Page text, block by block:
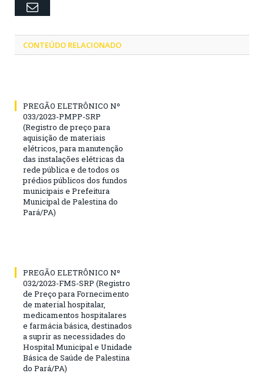
Email
CONTEÚDO RELACIONADO
PREGÃO ELETRÔNICO Nº
033/2023-PMPP-SRP
(Registro de preço para
aquisição de materiais
elétricos, para manutenção
das instalações elétricas da
rede pública e de todos os
prédios públicos dos fundos
municipais e Prefeitura
Municipal de Palestina do
Pará/PA)
PREGÃO ELETRÔNICO Nº
032/2023-FMS-SRP (Registro
de Preço para Fornecimento
de material hospitalar,
medicamentos hospitalares
e farmácia básica, destinados
a suprir as necessidades do
Hospital Municipal e Unidade
Básica de Saúde de Palestina
do Pará/PA)